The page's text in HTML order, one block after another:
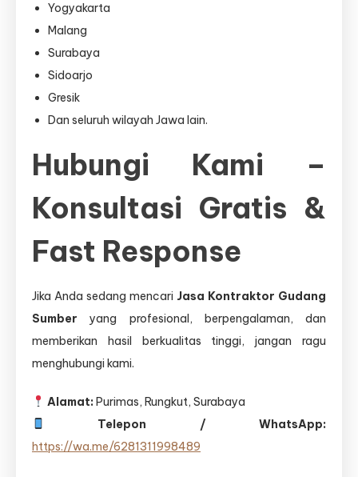
Yogyakarta
Malang
Surabaya
Sidoarjo
Gresik
Dan seluruh wilayah Jawa lain.
Hubungi Kami –
Konsultasi Gratis &
Fast Response
Jika Anda sedang mencari Jasa Kontraktor Gudang
Sumber yang profesional, berpengalaman, dan
memberikan hasil berkualitas tinggi, jangan ragu
menghubungi kami.
Alamat: Purimas, Rungkut, Surabaya
Telepon / WhatsApp:
https://wa.me/6281311998489